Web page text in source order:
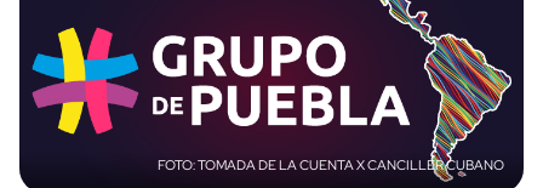
TOMADA DE LA CUENTA X CANCILLER CUBANO